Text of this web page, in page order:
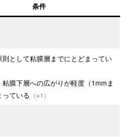
条件
則として粘膜層までにとどまってい
粘膜下層への広がりが軽度（1mmま
っている （※1）